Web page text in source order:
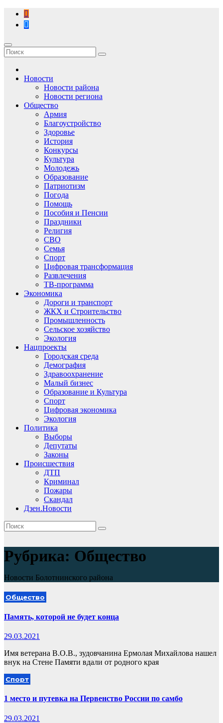
Перейти
содержимому
Новости
Новости района
Новости региона
Общество
Армия
Благоустройство
Здоровье
История
Конкурсы
Культура
Молодежь
Образование
Патриотизм
Погода
Помощь
Пособия и Пенсии
Праздники
Религия
СВО
Семья
Спорт
Цифровая трансформация
Развлечения
ТВ-программа
Экономика
Дороги и транспорт
ЖКХ и Строительство
Промышленность
Сельское хозяйство
Экология
Нацпроекты
Городская среда
Демография
Здравоохранение
Малый бизнес
Образование и Культура
Спорт
Цифровая экономика
Экология
Политика
Выборы
Депутаты
Законы
Происшествия
ДТП
Криминал
Пожары
Скандал
Дзен.Новости
Рубрика: Общество
Новости Болотнинского района
Общество
Память, которой не будет конца
29.03.2021
Имя ветерана В.О.В., зудовчанина Ермолая Михайлова нашел
внук на Стене Памяти вдали от родного края
Спорт
1 место и путевка на Первенство России по самбо
29.03.2021